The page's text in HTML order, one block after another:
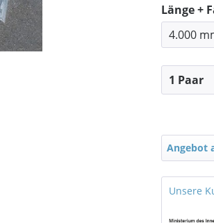
Länge +
Angebot
Unsere